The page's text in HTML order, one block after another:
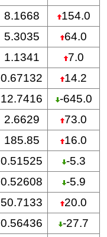
8.1668
154.0
5.3035
64.0
1.1341
7.0
0.67132
14.2
12.7416
-645.0
2.6629
73.0
185.85
16.0
0.51525
-5.3
0.52608
-5.9
50.7133
20.0
0.56436
-27.7